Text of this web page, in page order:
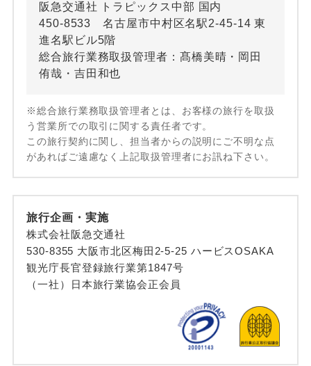
阪急交通社 トラピックス中部 国内
450-8533 名古屋市中村区名駅2-45-14 東
進名駅ビル5階
総合旅行業務取扱管理者：髙橋美晴・岡田
侑哉・吉田和也
※総合旅行業務取扱管理者とは、お客様の旅行を取扱
う営業所での取引に関する責任者です。
この旅行契約に関し、担当者からの説明にご不明な点
があればご遠慮なく上記取扱管理者にお訊ね下さい。
旅行企画・実施
株式会社阪急交通社
530-8355 大阪市北区梅田2-5-25 ハービスOSAKA
観光庁長官登録旅行業第1847号
（一社）日本旅行業協会正会員